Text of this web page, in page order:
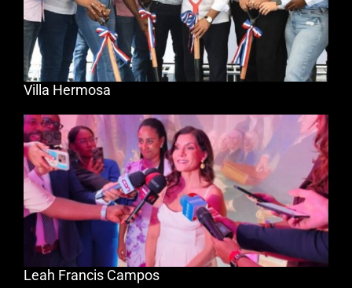
Villa Hermosa
Leah Francis Campos